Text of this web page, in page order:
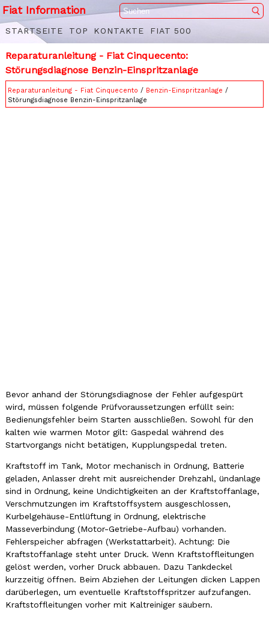
Fiat Information
STARTSEITE TOP KONTAKTE FIAT 500
Reparaturanleitung - Fiat Cinquecento:
Störungsdiagnose Benzin-Einspritzanlage
Reparaturanleitung - Fiat Cinquecento / Benzin-Einspritzanlage /
Störungsdiagnose Benzin-Einspritzanlage
Bevor anhand der Störungsdiagnose der Fehler aufgespürt
wird, müssen folgende Prüfvoraussetzungen erfüllt sein:
Bedienungsfehler beim Starten ausschließen. Sowohl für den
kalten wie warmen Motor gilt: Gaspedal während des
Startvorgangs nicht betätigen, Kupplungspedal treten.
Kraftstoff im Tank, Motor mechanisch in Ordnung, Batterie
geladen, Anlasser dreht mit ausreichender Drehzahl, ündanlage
sind in Ordnung, keine Undichtigkeiten an der Kraftstoffanlage,
Verschmutzungen im Kraftstoffsystem ausgeschlossen,
Kurbelgehäuse-Entlüftung in Ordnung, elektrische
Masseverbindung (Motor-Getriebe-Aufbau) vorhanden.
Fehlerspeicher abfragen (Werkstattarbeit). Achtung: Die
Kraftstoffanlage steht unter Druck. Wenn Kraftstoffleitungen
gelöst werden, vorher Druck abbauen. Dazu Tankdeckel
kurzzeitig öffnen. Beim Abziehen der Leitungen dicken Lappen
darüberlegen, um eventuelle Kraftstoffspritzer aufzufangen.
Kraftstoffleitungen vorher mit Kaltreiniger säubern.